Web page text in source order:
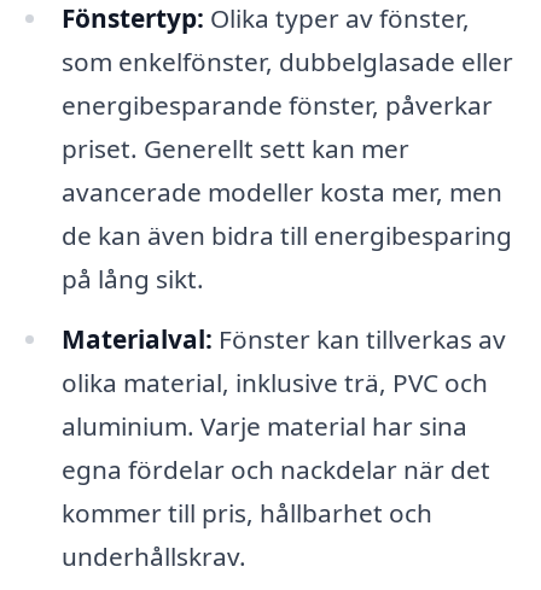
Fönstertyp: Olika typer av fönster,
som enkelfönster, dubbelglasade eller
energibesparande fönster, påverkar
priset. Generellt sett kan mer
avancerade modeller kosta mer, men
de kan även bidra till energibesparing
på lång sikt.
Materialval: Fönster kan tillverkas av
olika material, inklusive trä, PVC och
aluminium. Varje material har sina
egna fördelar och nackdelar när det
kommer till pris, hållbarhet och
underhållskrav.